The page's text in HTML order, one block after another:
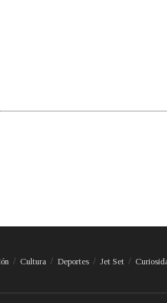
Cultura Deportes Jet Set